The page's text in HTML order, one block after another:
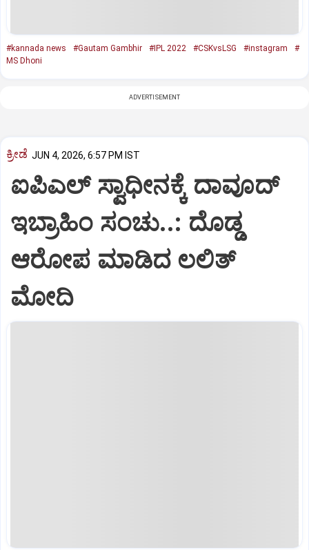
#kannada news #Gautam Gambhir #IPL 2022 #CSKvsLSG #instagram
#
MS Dhoni
ADVERTISEMENT
ಕ್ರೀಡೆ JUN 4, 2026, 6:57 PM IST
ಐಪಿಎಲ್ ಸ್ವಾಧೀನಕ್ಕೆ ದಾವೂದ್
ಇಬ್ರಾಹಿಂ ಸಂಚು..: ದೊಡ್ಡ
ಆರೋಪ ಮಾಡಿದ ಲಲಿತ್‌
ಮೋದಿ